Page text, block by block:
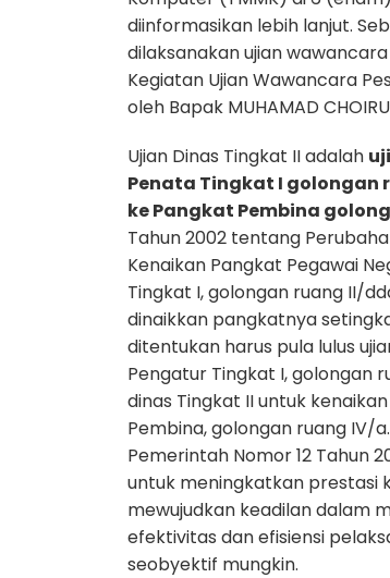
diinformasikan lebih lanjut.
dilaksanakan ujian
Kegiatan Ujian Wawancara
oleh Bapak MUHAMAD
Ujian Dinas Tingkat II adalah
Penata Tingkat I golongan
ke Pangkat Pembina
Tahun 2002 tentang
Kenaikan Pangkat Pegawai
Tingkat I, golongan ruang II/
dinaikkan pangkatnya
ditentukan harus pula lulus
Pengatur Tingkat I, golongan
dinas Tingkat II untuk
Pembina, golongan ruang IV/
Pemerintah Nomor 12 Tahun
untuk meningkatkan prestasi
mewujudkan keadilan dalam
efektivitas dan efisiensi
seobyektif mungkin.